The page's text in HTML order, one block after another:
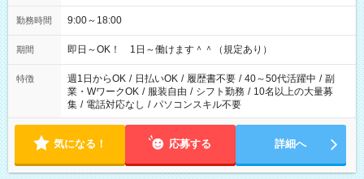
勤務時間 9:00～18:00
期間 即日～OK！ 1日～働けます＾＾（規定あり）
特徴 週1日からOK / 日払いOK / 履歴書不要 / 40～50代活躍中 / 副
業・WワークOK / 服装自由 / シフト勤務 / 10名以上の大量募
集 / 電話対応なし / パソコンスキル不要
気になる！ 応募する 詳細へ